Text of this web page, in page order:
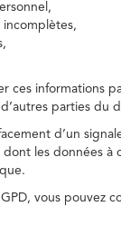
incomplètes,
ces informations
parties du
d’un
les données
vous pouvez